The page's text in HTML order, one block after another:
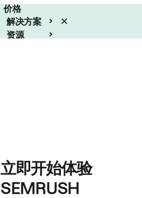
价格
解决方案
资源
立即开始体验
SEMRUSH